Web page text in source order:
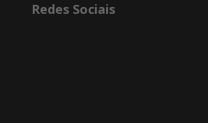
Redes Sociais